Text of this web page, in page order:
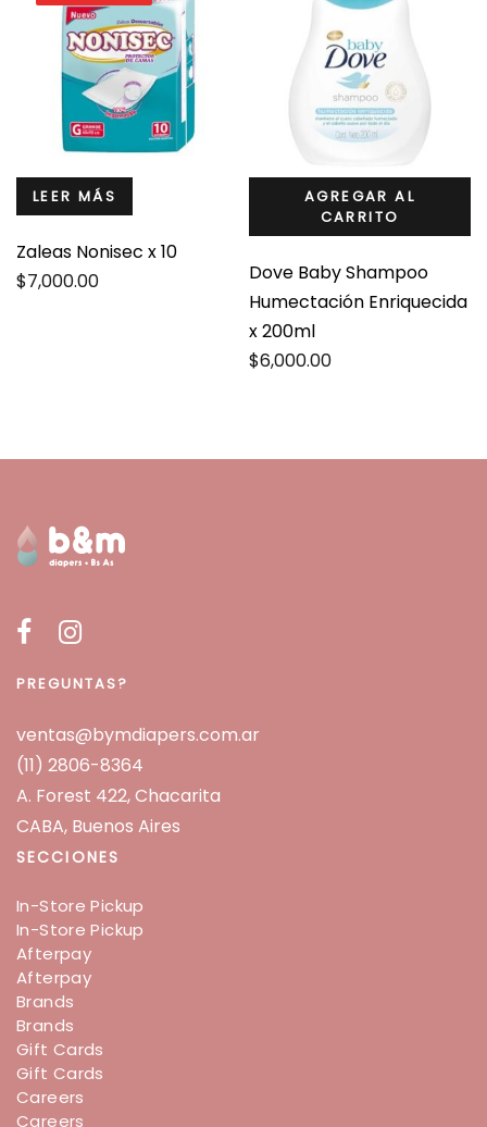
LEER MÁS
Zaleas Nonisec x 10
$7,000.00
AGREGAR AL
CARRITO
Dove Baby Shampoo
Humectación Enriquecida
x 200ml
$6,000.00
PREGUNTAS?
ventas@bymdiapers.com.ar
(11) 2806-8364
A. Forest 422, Chacarita
CABA, Buenos Aires
SECCIONES
In-Store Pickup
In-Store Pickup
Afterpay
Afterpay
Brands
Brands
Gift Cards
Gift Cards
Careers
Careers